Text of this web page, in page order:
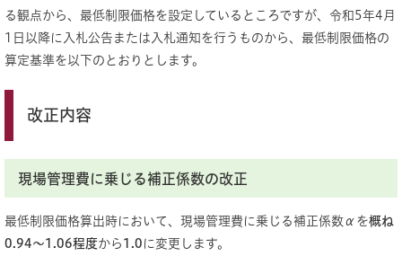
る観点から、最低制限価格を設定しているところですが、令和5年4月
1日以降に入札公告または入札通知を行うものから、最低制限価格の
算定基準を以下のとおりとします。
改正内容
現場管理費に乗じる補正係数の改正
最低制限価格算出時において、現場管理費に乗じる補正係数αを概ね
0.94～1.06程度から 1.0 に変更します。